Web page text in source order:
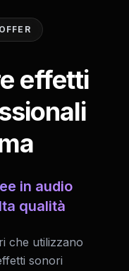
effetti
in audio
qualità
che utilizzano
sonori